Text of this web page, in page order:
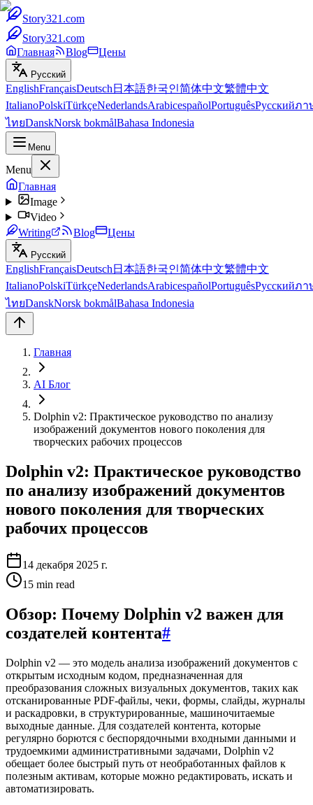
Story321.com
Story321.com
Главная
Blog Цены
Русский
EnglishFrançaisDeutsch 日本語한국인简体中文繁體中文
ItalianoPolskiTürkçeNederlandsArabicespañolPortuguêsРусскийภา
ไทยDanskNorsk bokmålBahasa Indonesia
Menu
Menu
Главная
Image
Video
Writing
Blog Цены
Русский
EnglishFrançaisDeutsch 日本語한국인简体中文繁體中文
ItalianoPolskiTürkçeNederlandsArabicespañolPortuguêsРусскийภา
ไทยDanskNorsk bokmålBahasa Indonesia
Главная
AI Блог
Dolphin v2: Практическое руководство по анализу
изображений документов нового поколения для
творческих рабочих процессов
Dolphin v2: Практическое руководство
по анализу изображений документов
нового поколения для творческих
рабочих процессов
14 декабря 2025 г.
15 min read
Обзор: Почему Dolphin v2 важен для
создателей контента#
Dolphin v2 — это модель анализа изображений документов с
открытым исходным кодом, предназначенная для
преобразования сложных визуальных документов, таких как
отсканированные PDF-файлы, чеки, формы, слайды, журналы
и раскадровки, в структурированные, машиночитаемые
выходные данные. Для создателей контента, которые
регулярно борются с беспорядочными входными данными и
трудоемкими административными задачами, Dolphin v2
обещает более быстрый путь от необработанных файлов к
полезным активам, которые можно редактировать, искать и
автоматизировать.